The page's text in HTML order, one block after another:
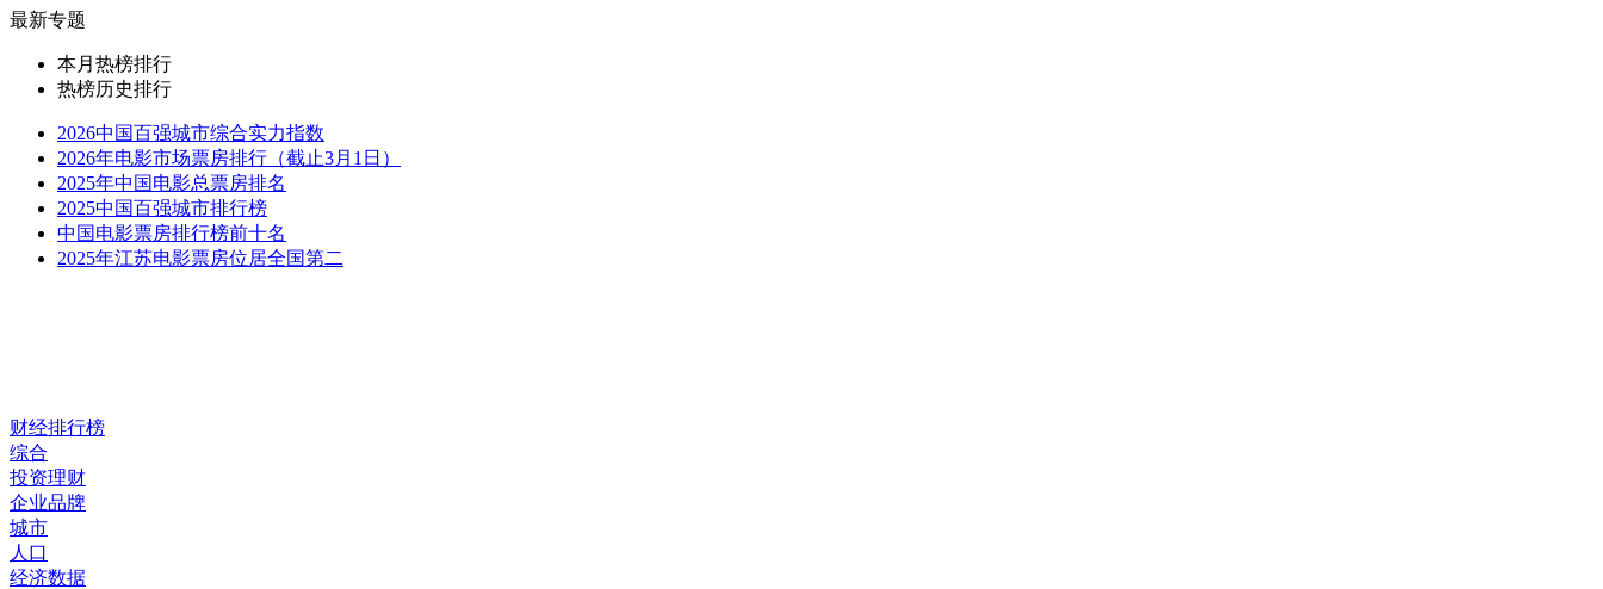
最新专题
本月热榜排行
热榜历史排行
2026中国百强城市综合实力指数
2026年电影市场票房排行（截止3月1日）
2025年中国电影总票房排名
2025中国百强城市排行榜
中国电影票房排行榜前十名
2025年江苏电影票房位居全国第二
财经排行榜
综合
投资理财
企业品牌
城市
人口
经济数据